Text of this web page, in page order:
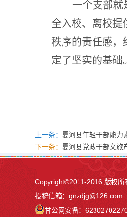
一个支部就
全入校、离校提
秩序的责任感，
定了坚实的基础。
上一条： 夏河县年轻干部能力
下一条： 夏河县党政干部文旅
Copyright©2011-2016 版权所
投稿信箱： gnzdjg@126.com
甘公网安备：